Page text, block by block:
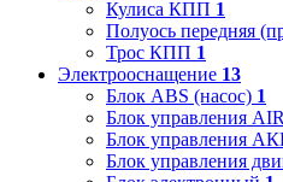
Кулиса КПП 1
Полуось передняя
Трос КПП 1
Электрооснащение 13
Блок ABS (насос) 1
Блок управления
Блок управления
Блок управления